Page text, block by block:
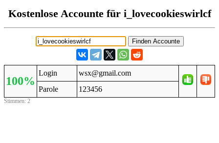
Kostenlose Accounte für i_lovecookieswirlcf
100%
Login
wsx@gmail.com
Parole
123456
Stimmen: 2